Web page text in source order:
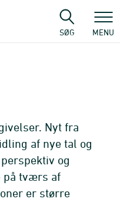
SØG MENU
Nyt fra
af nye tal og
og
på tværs af
er større